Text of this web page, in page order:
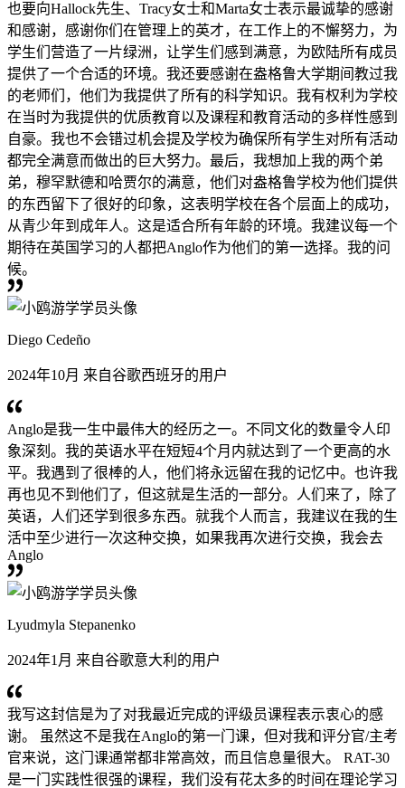
也要向Hallock先生、Tracy女士和Marta女士表示最诚挚的感谢
和感谢，感谢你们在管理上的英才，在工作上的不懈努力，为
学生们营造了一片绿洲，让学生们感到满意，为欧陆所有成员
提供了一个合适的环境。我还要感谢在盎格鲁大学期间教过我
的老师们，他们为我提供了所有的科学知识。我有权利为学校
在当时为我提供的优质教育以及课程和教育活动的多样性感到
自豪。我也不会错过机会提及学校为确保所有学生对所有活动
都完全满意而做出的巨大努力。最后，我想加上我的两个弟
弟，穆罕默德和哈贾尔的满意，他们对盎格鲁学校为他们提供
的东西留下了很好的印象，这表明学校在各个层面上的成功，
从青少年到成年人。这是适合所有年龄的环境。我建议每一个
期待在英国学习的人都把Anglo作为他们的第一选择。我的问
候。
Diego Cedeño
2024年10月 来自谷歌西班牙的用户
Anglo是我一生中最伟大的经历之一。不同文化的数量令人印
象深刻。我的英语水平在短短4个月内就达到了一个更高的水
平。我遇到了很棒的人，他们将永远留在我的记忆中。也许我
再也见不到他们了，但这就是生活的一部分。人们来了，除了
英语，人们还学到很多东西。就我个人而言，我建议在我的生
活中至少进行一次这种交换，如果我再次进行交换，我会去
Anglo
Lyudmyla Stepanenko
2024年1月 来自谷歌意大利的用户
我写这封信是为了对我最近完成的评级员课程表示衷心的感
谢。 虽然这不是我在Anglo的第一门课，但对我和评分官/主考
官来说，这门课通常都非常高效，而且信息量很大。 RAT-30
是一门实践性很强的课程，我们没有花太多的时间在理论学习